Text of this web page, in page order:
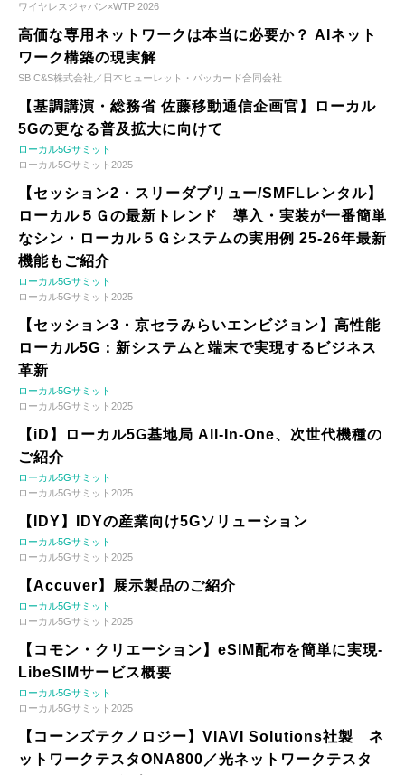
ワイヤレスジャパン×WTP 2026
高価な専用ネットワークは本当に必要か？ AIネット
ワーク構築の現実解
SB C&S株式会社／日本ヒューレット・パッカード合同会社
【基調講演・総務省 佐藤移動通信企画官】ローカル
5Gの更なる普及拡大に向けて
ローカル5Gサミット
ローカル5Gサミット2025
【セッション2・スリーダブリュー/SMFLレンタル】
ローカル５Ｇの最新トレンド 導入・実装が一番簡単
なシン・ローカル５Ｇシステムの実用例 25-26年最新
機能もご紹介
ローカル5Gサミット
ローカル5Gサミット2025
【セッション3・京セラみらいエンビジョン】高性能
ローカル5G：新システムと端末で実現するビジネス
革新
ローカル5Gサミット
ローカル5Gサミット2025
【iD】ローカル5G基地局 All-In-One、次世代機種の
ご紹介
ローカル5Gサミット
ローカル5Gサミット2025
【IDY】IDYの産業向け5Gソリューション
ローカル5Gサミット
ローカル5Gサミット2025
【Accuver】展示製品のご紹介
ローカル5Gサミット
ローカル5Gサミット2025
【コモン・クリエーション】eSIM配布を簡単に実現-
LibeSIMサービス概要
ローカル5Gサミット
ローカル5Gサミット2025
【コーンズテクノロジー】VIAVI Solutions社製 ネ
ットワークテスタONA800／光ネットワークテスタ